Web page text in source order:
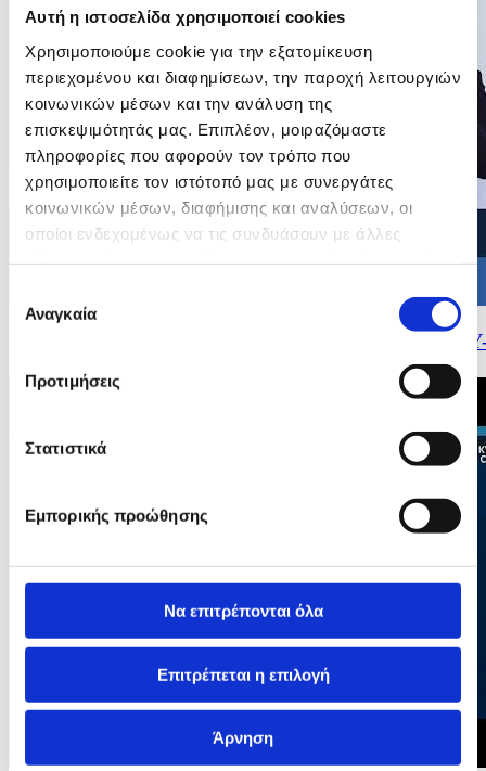
Αυτή η ιστοσελίδα χρησιμοποιεί cookies
Χρησιμοποιούμε cookie για την εξατομίκευση
περιεχομένου και διαφημίσεων, την παροχή λειτουργιών
κοινωνικών μέσων και την ανάλυση της
επισκεψιμότητάς μας. Επιπλέον, μοιραζόμαστε
πληροφορίες που αφορούν τον τρόπο που
χρησιμοποιείτε τον ιστότοπό μας με συνεργάτες
κοινωνικών μέσων, διαφήμισης και αναλύσεων, οι
οποίοι ενδεχομένως να τις συνδυάσουν με άλλες
των υπηρεσιών τους.
συγκατάθεσης
Αναγκαία
Προτιμήσεις
Στατιστικά
Εμπορικής προώθησης
Να επιτρέπονται όλα
Επιτρέπεται η επιλογή
Άρνηση
26/05/2026 12:15
Σύστημα Έγκαιρης Προειδοποίησης του Πληθυσμού